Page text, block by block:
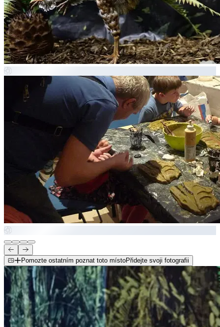
Pomozte ostatním poznat toto místoPřidejte svoji fotografii